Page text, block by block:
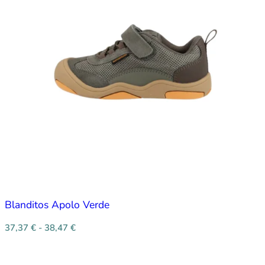
Blanditos Apolo Verde
37,37 € - 38,47 €